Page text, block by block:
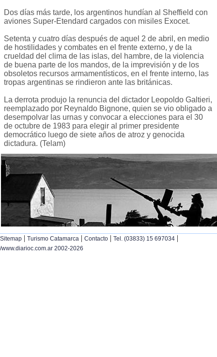
Dos días más tarde, los argentinos hundían al Sheffield con
aviones Super-Etendard cargados con misiles Exocet.
Setenta y cuatro días después de aquel 2 de abril, en medio
de hostilidades y combates en el frente externo, y de la
crueldad del clima de las islas, del hambre, de la violencia
de buena parte de los mandos, de la imprevisión y de los
obsoletos recursos armamentísticos, en el frente interno, las
tropas argentinas se rindieron ante las británicas.
La derrota produjo la renuncia del dictador Leopoldo Galtieri,
reemplazado por Reynaldo Bignone, quien se vio obligado a
desempolvar las urnas y convocar a elecciones para el 30
de octubre de 1983 para elegir al primer presidente
democrático luego de siete años de atroz y genocida
dictadura. (Telam)
Sitemap | Turismo Catamarca | Contacto | Tel. (03833) 15 697034 |
/www.diarioc.com.ar 2002-2026